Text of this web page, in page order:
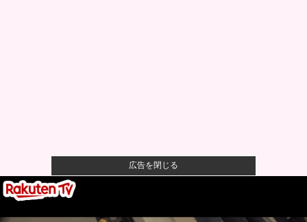
広告を閉じる